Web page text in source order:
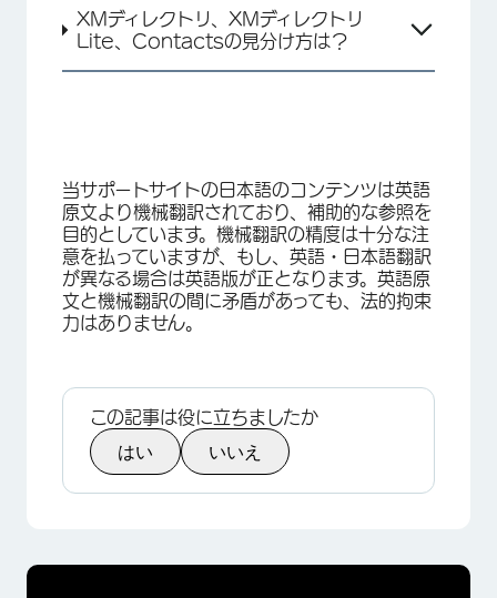
×
XMディレクトリ、XMディレクトリ
Lite、Contactsの見分け方は？
当サポートサイトの日本語のコンテンツは英語
原文より機械翻訳されており、補助的な参照を
目的としています。機械翻訳の精度は十分な注
意を払っていますが、もし、英語・日本語翻訳
が異なる場合は英語版が正となります。英語原
文と機械翻訳の間に矛盾があっても、法的拘束
力はありません。
この記事は役に立ちましたか
はい いいえ